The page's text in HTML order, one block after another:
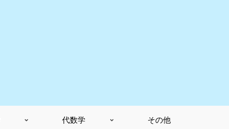
代数学 その他